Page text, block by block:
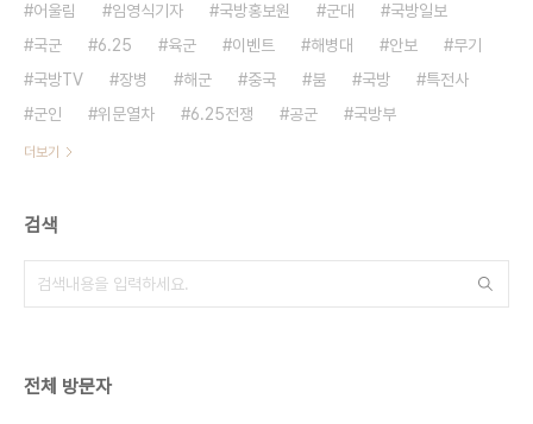
어울림
임영식기자 국방홍보원 군대
국방일보
국군
6.25 육군 이벤트 해병대 안보
무기
국방TV
장병 해군 중국 붐 국방
특전사
군인
위문열차 6.25전쟁 공군 국방부
더보기
검색
전체 방문자